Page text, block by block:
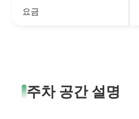
요금
주차 공간 설명